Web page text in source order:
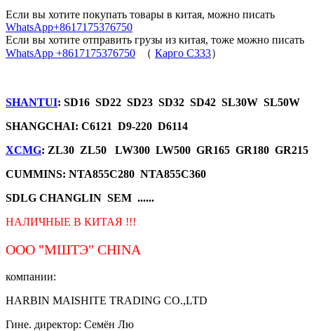
Если вы хотите покупать товары в китая, можно писать
WhatsApp+8617175376750
Если вы хотите отправить грузы из китая, тоже можно писать
WhatsApp +8617175376750 （ Карго C333）
SHANTUI: SD16 SD22 SD23 SD32 SD42 SL30W SL50W
SHANGCHAI: C6121 D9-220 D6114
XCMG: ZL30 ZL50 LW300 LW500 GR165 GR180 GR215
CUMMINS: NTA855C280 NTA855C360
SDLG CHANGLIN SEM ......
НАЛИЧНЫЕ В КИТАЯ !!!
ООО "МШТЭ" CHINA
компании:
HARBIN MAISHITE TRADING CO.,LTD
Гине. директор: Семён Лю